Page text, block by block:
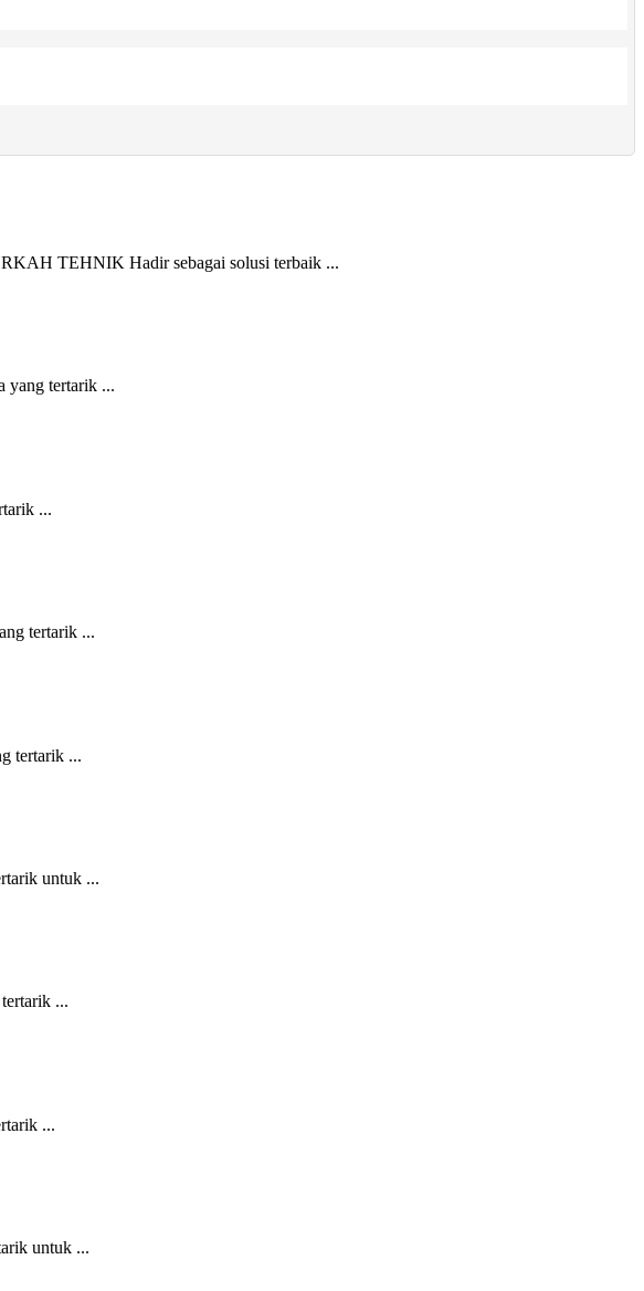
TEHNIK Hadir sebagai solusi terbaik ...
yang tertarik ...
...
tertarik ...
tertarik ...
untuk ...
...
...
untuk ...